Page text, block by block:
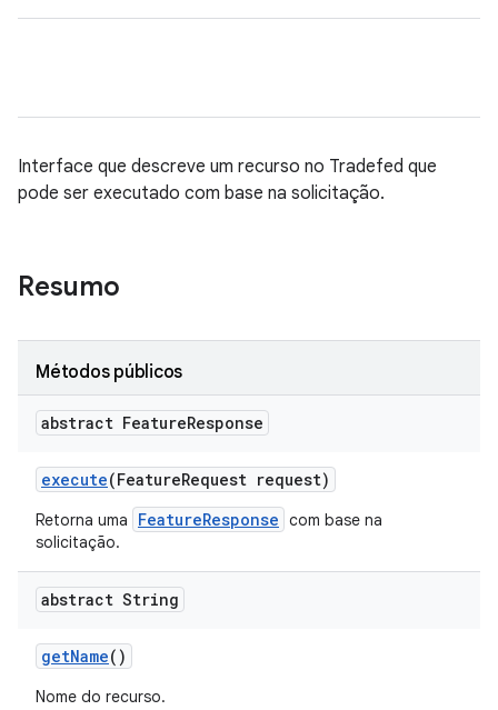
Interface que descreve um recurso no Tradefed que
pode ser executado com base na solicitação.
Resumo
Métodos públicos
abstract FeatureResponse
execute(FeatureRequest request)
Retorna uma FeatureResponse com base na
solicitação.
abstract String
getName()
Nome do recurso.